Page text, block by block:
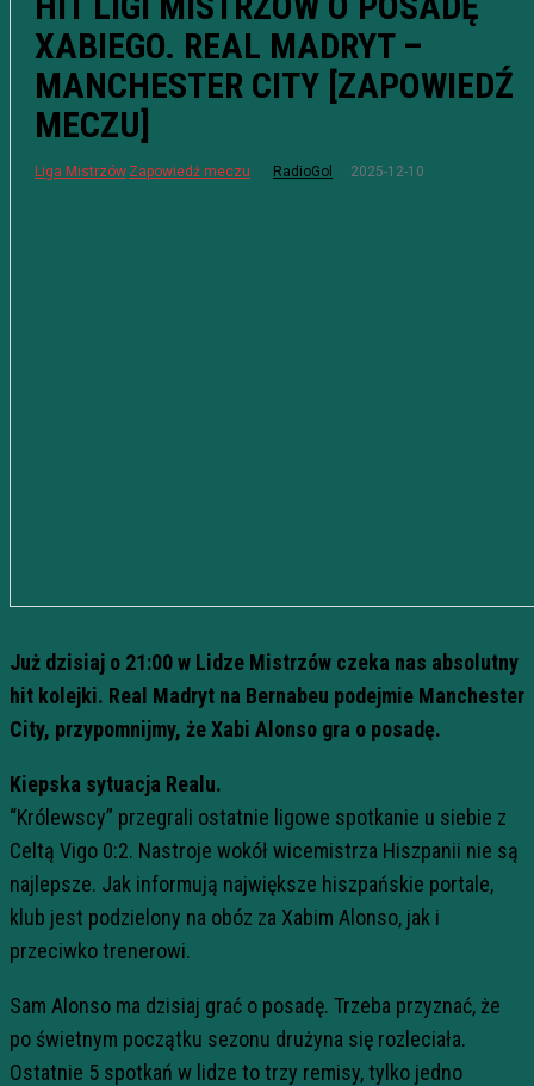
XABIEGO. REAL MADRYT –
MANCHESTER CITY [ZAPOWIEDŹ
MECZU]
Liga Mistrzów Zapowiedź meczu RadioGol 2025-12-10
Już dzisiaj o 21:00 w Lidze Mistrzów czeka nas absolutny
hit kolejki. Real Madryt na Bernabeu podejmie Manchester
City, przypomnijmy, że Xabi Alonso gra o posadę.
Kiepska sytuacja Realu.
“Królewscy” przegrali ostatnie ligowe spotkanie u siebie z
Celtą Vigo 0:2. Nastroje wokół wicemistrza Hiszpanii nie są
najlepsze. Jak informują największe hiszpańskie portale,
klub jest podzielony na obóz za Xabim Alonso, jak i
przeciwko trenerowi.
Sam Alonso ma dzisiaj grać o posadę. Trzeba przyznać, że
po świetnym początku sezonu drużyna się rozleciała.
Ostatnie 5 spotkań w lidze to trzy remisy, tylko jedno